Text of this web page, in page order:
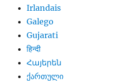
Irlandais
Galego
Gujarati
हिन्दी
Հայերեն
ქართული